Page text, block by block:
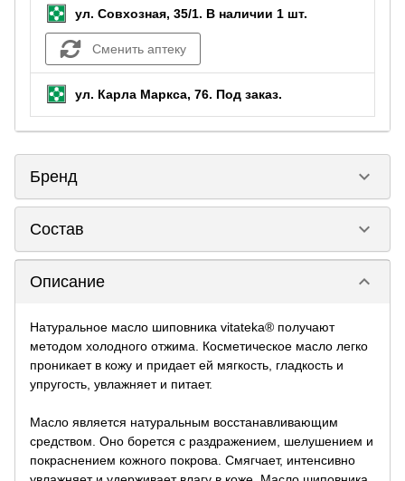
ул. Совхозная, 35/1. В наличии 1 шт.
Сменить аптеку
ул. Карла Маркса, 76. Под заказ.
Бренд keyboard_arrow_down
Состав keyboard_arrow_down
Описание keyboard_arrow_down
Натуральное масло шиповника vitateka® получают
методом холодного отжима. Косметическое масло легко
проникает в кожу и придает ей мягкость, гладкость и
упругость, увлажняет и питает.
Масло является натуральным восстанавливающим
средством. Оно борется с раздражением, шелушением и
покраснением кожного покрова. Смягчает, интенсивно